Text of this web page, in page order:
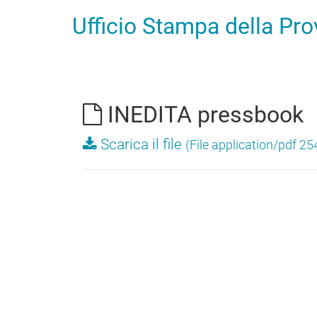
Ufficio Stampa della
INEDITA pressbook
Scarica il file (File application/pdf